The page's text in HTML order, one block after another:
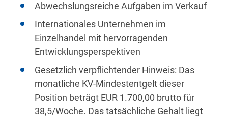
Abwechslungsreiche Aufgaben im Verkauf
Internationales Unternehmen im
Einzelhandel mit hervorragenden
Entwicklungsperspektiven
Gesetzlich verpflichtender Hinweis: Das
monatliche KV-Mindestentgelt dieser
Position beträgt EUR 1.700,00 brutto für
38,5/Woche. Das tatsächliche Gehalt liegt